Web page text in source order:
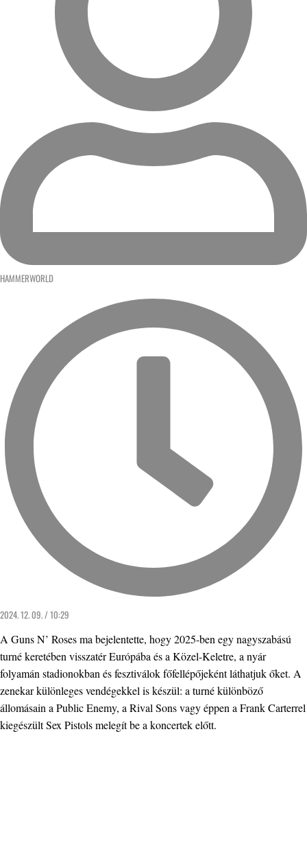
HAMMERWORLD
2024. 12. 09. / 10:29
A Guns N’ Roses ma bejelentette, hogy 2025-ben egy nagyszabású
turné keretében visszatér Európába és a Közel-Keletre, a nyár
folyamán stadionokban és fesztiválok főfellépőjeként láthatjuk őket. A
zenekar különleges vendégekkel is készül: a turné különböző
állomásain a Public Enemy, a Rival Sons vagy éppen a Frank Carterrel
kiegészült Sex Pistols melegít be a koncertek előtt.